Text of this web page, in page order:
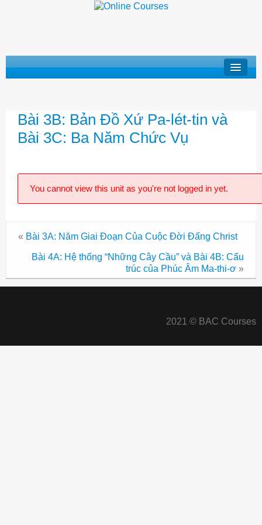
Basic Doctrines Course
Khóa Học “Giới Thiệu Kinh Thánh”
Khóa Học “Mục Vụ Trong Hội Thánh”
Bài 3B: Bản Đồ Xứ Pa-lét-tin và
Bài 3C: Ba Năm Chức Vụ
You cannot view this unit as you're not logged in yet.
« Bài 3A: Năm Giai Đoạn Của Cuộc Đời Đấng Christ
Bài 4A: Hệ thống “Những Cây Cầu” và Bài 4B: Cấu
trúc của Phúc Âm Ma-thi-ơ »
2021 © BAC Courses